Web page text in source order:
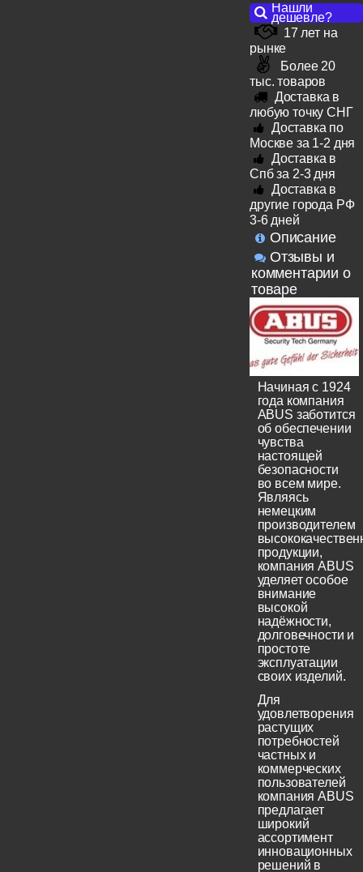
Нашли
дешевле?
17 лет на
рынке
Более 20
тыс. товаров
Доставка в
любую точку СНГ
Доставка по
Москве за 1-2 дня
Доставка в
Спб за 2-3 дня
Доставка в
другие города РФ
3-6 дней
Описание
Отзывы и
комментарии о
товаре
Начиная с 1924
года компания
ABUS заботится
об обеспечении
чувства
настоящей
безопасности
во всем мире.
Являясь
немецким
производителем
продукции,
компания ABUS
уделяет особое
внимание
высокой
надёжности,
долговечности и
простоте
эксплуатации
своих изделий.
Для
удовлетворения
растущих
потребностей
частных и
коммерческих
пользователей
компания ABUS
предлагает
широкий
ассортимент
инновационных
решений в